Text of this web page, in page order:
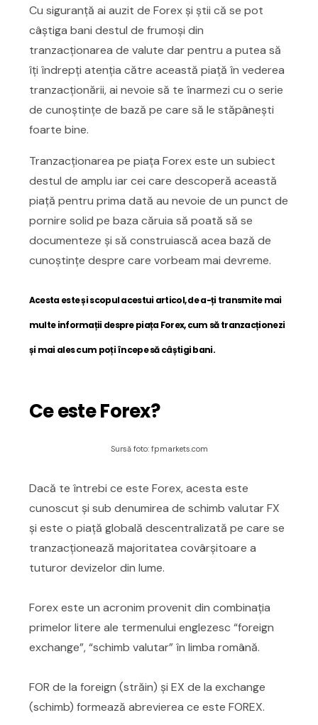
Cu siguranță ai auzit de Forex și știi că se pot
câștiga bani destul de frumoși din
tranzacționarea de valute dar pentru a putea să
îți îndrepți atenția către această piață în vederea
tranzacționării, ai nevoie să te înarmezi cu o serie
de cunoștințe de bază pe care să le stăpânești
foarte bine.
Tranzacționarea pe piața Forex este un subiect
destul de amplu iar cei care descoperă această
piață pentru prima dată au nevoie de un punct de
pornire solid pe baza căruia să poată să se
documenteze și să construiască acea bază de
cunoștințe despre care vorbeam mai devreme.
Acesta este și scopul acestui articol, de a-ți transmite mai
multe informații despre piața Forex, cum să tranzacționezi
și mai ales cum poți începe să câștigi bani.
Ce este Forex?
Sursă foto: fpmarkets.com
Dacă te întrebi ce este Forex, acesta este
cunoscut și sub denumirea de schimb valutar FX
și este o piață globală descentralizată pe care se
tranzacționează majoritatea covârșitoare a
tuturor devizelor din lume.
Forex este un acronim provenit din combinația
primelor litere ale termenului englezesc “foreign
exchange”, “schimb valutar” în limba română.
FOR de la foreign (străin) și EX de la exchange
(schimb) formează abrevierea ce este FOREX.